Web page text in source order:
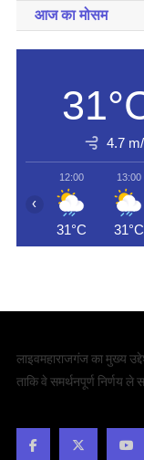
आज का मोसम
4.7
12:00
31°C
13:00
31°C
‹
लाइवमहाराजगंज का मुख्य
ताकि वे समर्थनपूर्ण निर्णय